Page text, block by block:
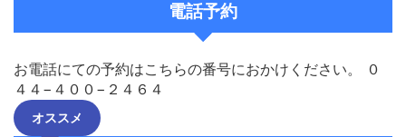
電話予約
お電話にての予約はこちらの番号におかけください。 ０
４４−４００−２４６４
オススメ